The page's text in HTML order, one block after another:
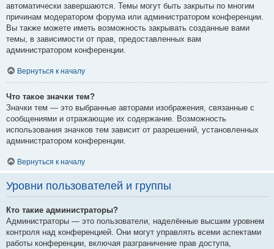
автоматически завершаются. Темы могут быть закрыты по многим
причинам модератором форума или администратором конференции.
Вы также можете иметь возможность закрывать созданные вами
темы, в зависимости от прав, предоставленных вам
администратором конференции.
Вернуться к началу
Что такое значки тем?
Значки тем — это выбранные авторами изображения, связанные с
сообщениями и отражающие их содержание. Возможность
использования значков тем зависит от разрешений, установленных
администратором конференции.
Вернуться к началу
Уровни пользователей и группы
Кто такие администраторы?
Администраторы — это пользователи, наделённые высшим уровнем
контроля над конференцией. Они могут управлять всеми аспектами
работы конференции, включая разграничение прав доступа,